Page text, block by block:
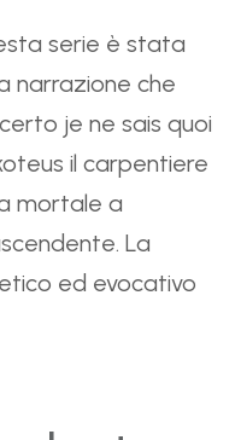
serie è stata
narrazione che
je ne sais quoi
il carpentiere
mortale a
La
ed evocativo